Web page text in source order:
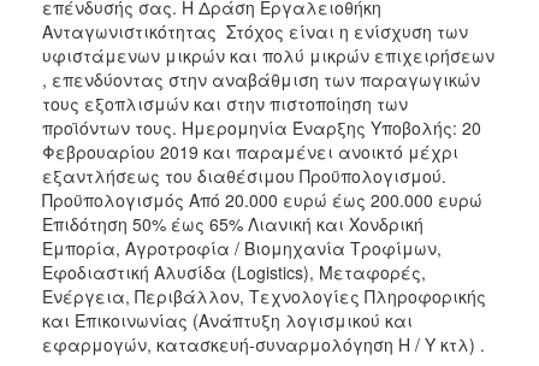
2011
ΔΗΜΟΣ
ΠΟΛΙΤΙΣΜΟΣ
ΑΝΘΕΚΤΙΚΗ
ΠΟΛΗ
επένδυσής σας. Η Δράση Εργαλειοθήκη
Ανταγωνιστικότητας ​ Στόχος είναι η ενίσχυση των
υφιστάμενων μικρών και πολύ μικρών επιχειρήσεων
, επενδύοντας στην αναβάθμιση των παραγωγικών
τους εξοπλισμών και στην πιστοποίηση των
προϊόντων τους. Ημερομηνία Έναρξης Υποβολής: 20
Φεβρουαρίου 2019 και παραμένει ανοικτό μέχρι
εξαντλήσεως του διαθέσιμου Προϋπολογισμού.
Προϋπολογισμός Από 20.000 ευρώ έως 200.000 ευρώ
Επιδότηση 50% έως 65% Λιανική και Χονδρική
Εμπορία, Αγροτροφία / Βιομηχανία Τροφίμων,
Εφοδιαστική Αλυσίδα (Logistics), Μεταφορές,
Ενέργεια, Περιβάλλον, Τεχνολογίες Πληροφορικής
και Επικοινωνίας (Ανάπτυξη λογισμικού και
εφαρμογών, κατασκευή-συναρμολόγηση Η / Υ κτλ) .